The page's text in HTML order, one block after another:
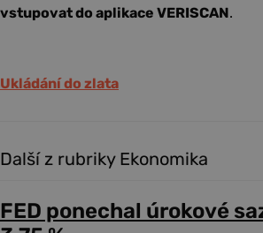
vstupovat do aplikace VERISCAN.
Ukládání do zlata
Další z rubriky Ekonomika
FED ponechal úrokové